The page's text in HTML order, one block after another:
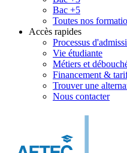
Bac +5
Toutes nos
Accès rapides
Processus
Vie étudiante
Métiers et
Financement &
Trouver une
Nous contacter